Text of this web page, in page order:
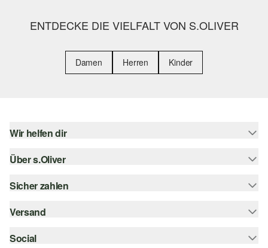
ENTDECKE DIE VIELFALT VON S.OLIVER
Damen Herren Kinder
Wir helfen dir
Hilfe & FAQ
Größenberatung
Top-Kategorien
Über s.Oliver
s.Oliver Magazin
Whatsapp
Sicher zahlen
Rechnung
Kreditkarte
Versand
Sendungsverfolgung
Social